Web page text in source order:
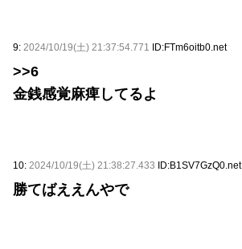
9: 2024/10/19(土) 21:37:54.771 ID:FTm6oitb0.net
>>6
金銭感覚麻痺してるよ
10: 2024/10/19(土) 21:38:27.433 ID:B1SV7GzQ0.net
勝てばええんやで